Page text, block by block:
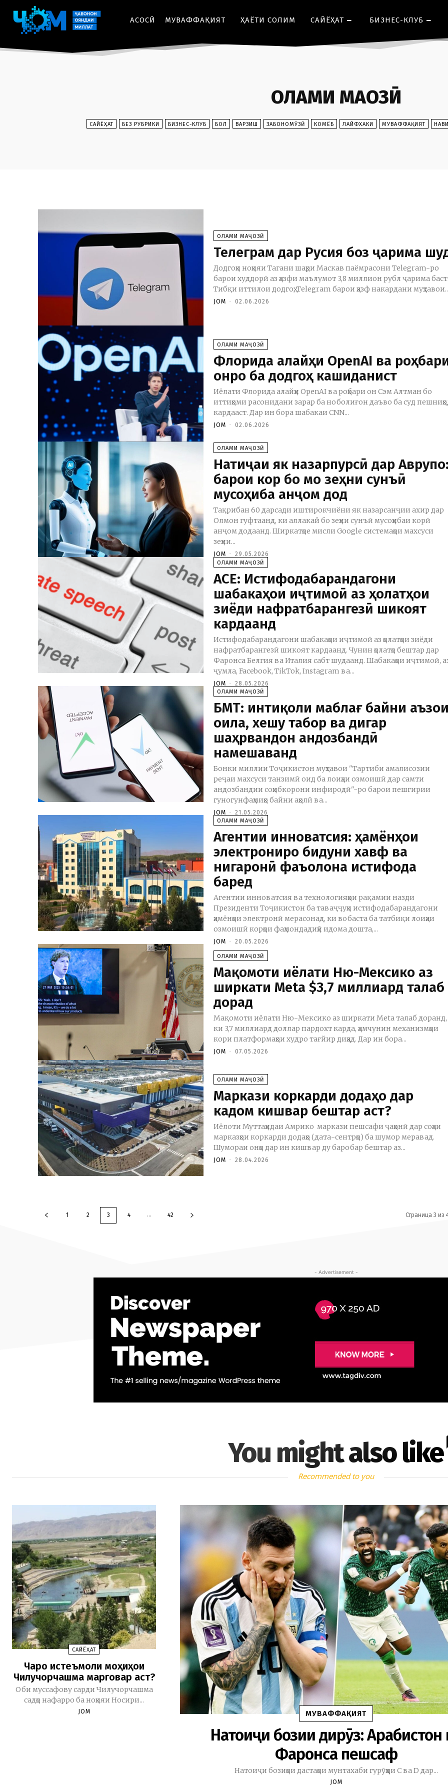
АСОСӢ МУВАФФАҚИЯТ ҲАЁТИ СОЛИМ CАЙЁҲАТ БИЗНЕС-КЛУБ
ОЛАМИ МАҶОЗӢ
CАЙЁҲАТ БЕЗ РУБРИКИ БИЗНЕС-КЛУБ БОЛ ВАРЗИШ ЗАБОНОМӮЗӢ КОМЁБ ЛАЙФХАКИ МУВАФФАҚИЯТ
ОЛАМИ МАҶОЗӢ
Телеграм дар Русия боз ҷарима
Додгоҳи ноҳияи Тагани шаҳри Маскав паёмрасони Telegram-ро
барои худдорӣ аз ҳазфи маълумот 3,8 миллион рубл ҷарима
Тибқи иттилои додгоҳ, Telegram барои ҳазф накардани
JOM - 02.06.2026
ОЛАМИ МАҶОЗӢ
Флорида алайҳи OpenAI ва
онро ба додгоҳ кашиданист
Иёлати Флорида алайҳи OpenAI ва роҳбари он Сэм Алтман бо
иттиҳоми расонидани зарар ба ноболиғон даъво ба суд
кардааст. Дар ин бора шабакаи CNN...
JOM - 02.06.2026
ОЛАМИ МАҶОЗӢ
Натиҷаи як назарпурсӣ дар
барои кор бо мо зеҳни сунъӣ
мусоҳиба анҷом дод
Тақрибан 60 дарсади иштирокчиёни як назарсанҷии ахир дар
Олмон гуфтаанд, ки аллакай бо зеҳни сунъӣ мусоҳибаи корӣ
анҷом додаанд. Ширкатҳое мисли Google системаҳои махсуси
зеҳни...
JOM - 29.05.2026
ОЛАМИ МАҶОЗӢ
ACE: Истифодабарандагони
шабакаҳои иҷтимоӣ аз ҳолатҳои
зиёди нафратбарангезӣ шикоят
кардаанд
Истифодабарандагони шабакаҳои иҷтимоӣ аз ҳолатҳои зиёди
нафратбарангезӣ шикоят кардаанд. Чунин ҳолатҳо бештар дар
Фаронса Белгия ва Италия сабт шудаанд. Шабакаҳои иҷтимоӣ,
ҷумла, Facebook, TikTok, Instagram ва...
JOM - 28.05.2026
ОЛАМИ МАҶОЗӢ
БМТ: интиқоли маблағ байни
оила, хешу табор ва дигар
шаҳрвандон андозбандӣ
намешаванд
Бонки миллии Тоҷикистон муҳтавои "Тартиби амалисозии
реҷаи махсуси танзимӣ оид ба лоиҳаи озмоишӣ дар самти
андозбандии соҳибкорони инфиродӣ"-ро барои пешгирии
гуногунфаҳмиҳо байни аҳолӣ ва...
JOM - 21.05.2026
ОЛАМИ МАҶОЗӢ
Агентии инноватсия: ҳамёнҳои
электрониро бидуни хавф ва
нигаронӣ фаъолона истифода
барeд
Агентии инноватсия ва технологияҳои рақамии назди
Президенти Тоҷикистон ба таваҷҷуҳи истифодабарандагони
ҳамёнҳои электронӣ мерасонад, ки вобаста ба татбиқи лоиҳаи
озмоишӣ корҳои фаҳмондадиҳӣ идома дошта,...
JOM - 20.05.2026
ОЛАМИ МАҶОЗӢ
Мақомоти иёлати Ню-Мексико аз
ширкати Meta $3,7 миллиард талаб
дорад
Мақомоти иёлати Ню-Мексико аз ширкати Meta талаб доранд,
ки 3,7 миллиард доллар пардохт карда, ҳамчунин механизмҳои
кори платформаҳои худро тағйир диҳад. Дар ин бора...
JOM - 07.05.2026
ОЛАМИ МАҶОЗӢ
Маркази коркарди додаҳо дар
кадом кишвар бештар аст?
Иёлоти Муттаҳидаи Амрико маркази пешсафи ҷаҳонӣ дар соҳаи
марказҳои коркарди додаҳо (дата-cентрҳо) ба шумор меравад.
Шумораи онҳо дар ин кишвар ду баробар бештар аз...
JOM - 28.04.2026
1 2 3 4 ... 42 Страница 3 из
- Advertisement -
You might also like
Recommended to you
CАЙЁҲАТ
Чаро истеъмоли моҳиҳои
Чилучорчашма марговар аст?
Оби муссафову сарди Чилучорчашма
садҳо нафарро ба ноҳияи Носири...
JOM МУВАФФАҚИЯТ
Натоиҷи бозии дирӯз: Арабистон
Фаронса пешсаф
Натоиҷи бозиҳои дастаҳои мунтахаби гурӯҳҳои С ва D дар...
JOM